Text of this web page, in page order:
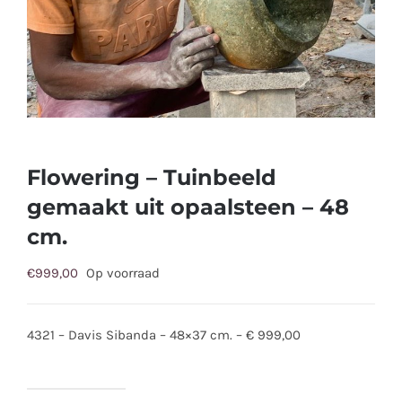
Flowering – Tuinbeeld
gemaakt uit opaalsteen – 48
cm.
€999,00 Op voorraad
4321 – Davis Sibanda – 48×37 cm. – € 999,00